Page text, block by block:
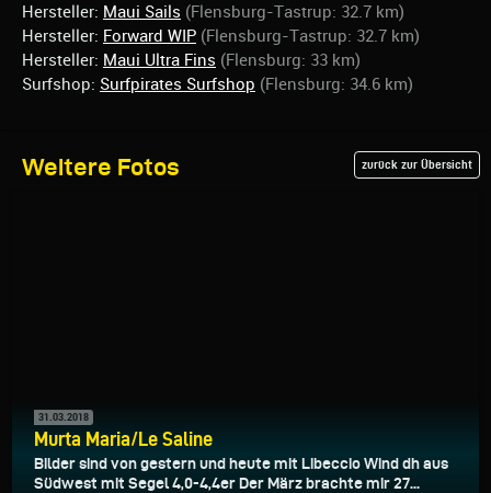
Hersteller: Maui Sails (Flensburg-Tastrup: 32.7 km)
Hersteller: Forward WIP (Flensburg-Tastrup: 32.7 km)
Hersteller: Maui Ultra Fins (Flensburg: 33 km)
Surfshop: Surfpirates Surfshop (Flensburg: 34.6 km)
Weitere Fotos zurück zur Übersicht
31.03.2018
Murta Maria/Le Saline
Bilder sind von gestern und heute mit Libeccio Wind dh aus
Südwest mit Segel 4,0-4,4er Der März brachte mir 27...